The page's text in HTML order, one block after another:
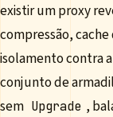
existir um proxy
compressão,
isolamento contra
conjunto de
sem Upgrade ,